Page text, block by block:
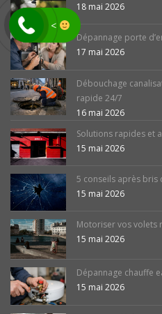
18 mai 2026
Dépannage porte
17 mai 2026
Débouchage
rapide 24/7
16 mai 2026
Solutions rapides et
15 mai 2026
5 conseils après bris
15 mai 2026
Motoriser vos volets
15 mai 2026
Dépannage chauffe
15 mai 2026
<